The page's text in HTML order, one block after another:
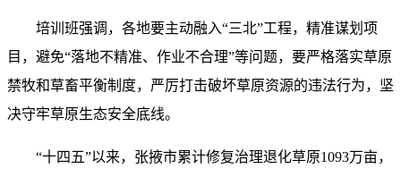
培训班强调，各地要主动融入“三北”工程，精准谋划项
目，避免“落地不精准、作业不合理”等问题，要严格落实草原
禁牧和草畜平衡制度，严厉打击破坏草原资源的违法行为，坚
决守牢草原生态安全底线。
“十四五”以来，张掖市累计修复治理退化草原1093万亩，